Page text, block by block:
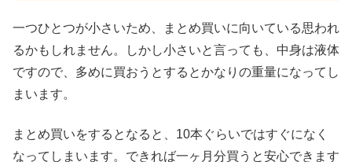
一つひとつが小さいため、まとめ買いに向いている思われ
るかもしれません。しかし小さいと言っても、中身は液体
ですので、多めに買おうとするとかなりの重量になってし
まいます。
まとめ買いをするとなると、10本ぐらいではすぐになく
なってしまいます。できれば一ヶ月分買うと安心できます